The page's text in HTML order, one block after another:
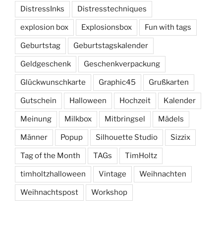
DistressInks Distresstechniques
explosion box Explosionsbox Fun with tags
Geburtstag Geburtstagskalender
Geldgeschenk Geschenkverpackung
Glückwunschkarte Graphic45 Grußkarten
Gutschein Halloween Hochzeit Kalender
Meinung Milkbox Mitbringsel Mädels
Männer Popup Silhouette Studio Sizzix
Tag of the Month TAGs TimHoltz
timholtzhalloween Vintage Weihnachten
Weihnachtspost Workshop